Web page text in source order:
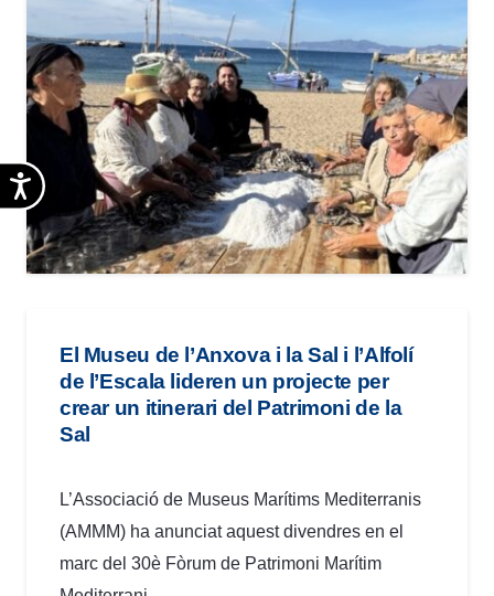
Accesibilidad
El Museu de l’Anxova i la Sal i l’Alfolí
de l’Escala lideren un projecte per
crear un itinerari del Patrimoni de la
Sal
L’Associació de Museus Marítims Mediterranis
(AMMM) ha anunciat aquest divendres en el
marc del 30è Fòrum de Patrimoni Marítim